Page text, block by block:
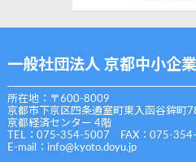
一般社団法人 京都中小企
所在地：〒600-8009
京都市下京区四条通室町東入函谷鉾町
京都経済センター 4階
TEL：075-354-5007 FAX：075-
E-mail： info@kyoto.doyu.jp